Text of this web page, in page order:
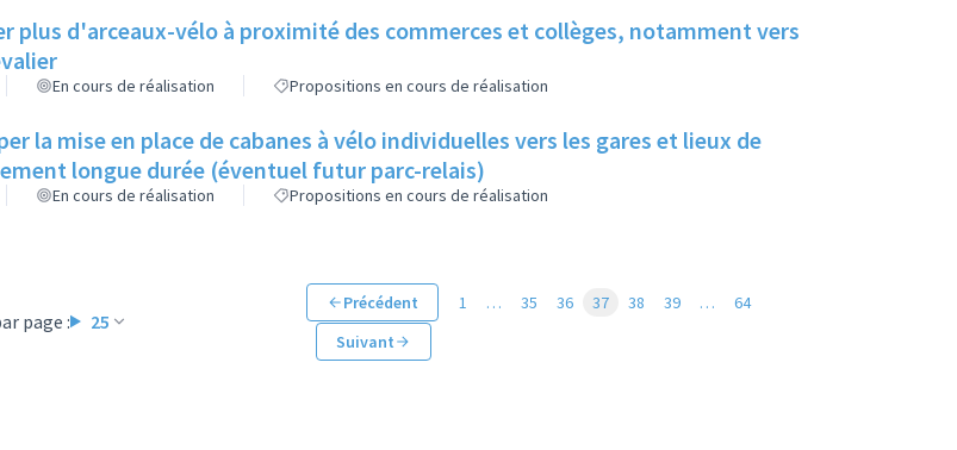
plus d'arceaux-vélo à proximité des commerces et collèges, notamment vers
En cours de réalisation Propositions en cours de réalisation
la mise en place de cabanes à vélo individuelles vers les gares et lieux de
longue durée (éventuel futur parc-relais)
En cours de réalisation Propositions en cours de réalisation
page : 25
Précédent 1 … 35 36 37 38 39 …
64
Suivant